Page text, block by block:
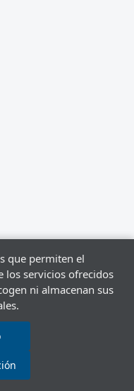
que permiten el
los servicios ofrecidos
ni almacenan sus